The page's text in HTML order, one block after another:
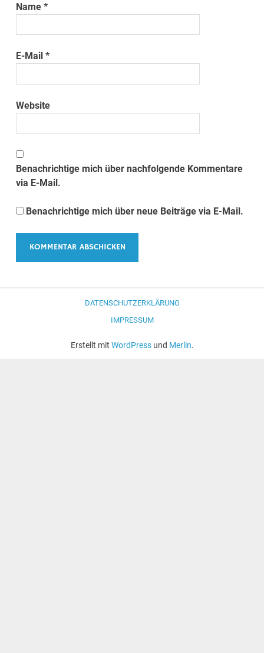
Name*
E-Mail*
Website
Benachrichtige mich über nachfolgende Kommentare
via E-Mail.
Benachrichtige mich über neue Beiträge via E-Mail.
DATENSCHUTZERKLÄRUNG
IMPRESSUM
Erstellt mit WordPressund Merlin.